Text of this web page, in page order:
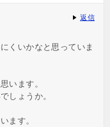
くいかなと思っていま
います。
しょうか。
ます。
返信